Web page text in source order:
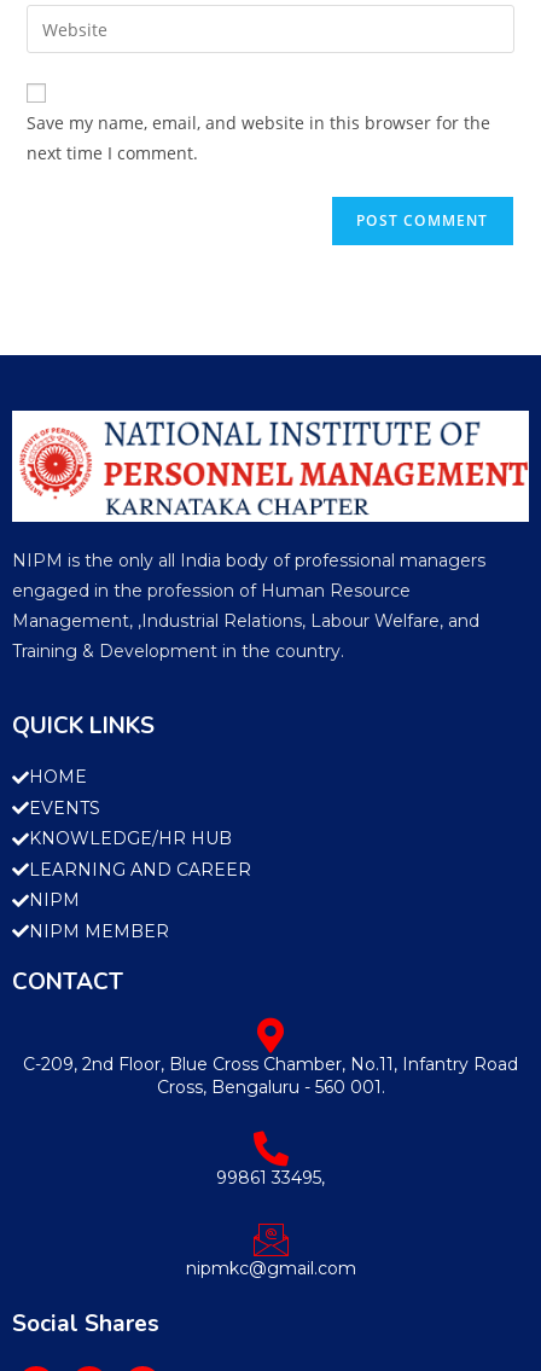
Save my name, email, and website in this browser for the
next time I comment.
NIPM is the only all India body of professional managers
engaged in the profession of Human Resource
Management, ,Industrial Relations, Labour Welfare, and
Training & Development in the country.
QUICK LINKS
HOME
EVENTS
KNOWLEDGE/HR HUB
LEARNING AND CAREER
NIPM
NIPM MEMBER
CONTACT
C-209, 2nd Floor, Blue Cross Chamber, No.11, Infantry Road
Cross, Bengaluru - 560 001.
99861 33495,
nipmkc@gmail.com
Social Shares